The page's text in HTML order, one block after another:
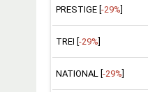
PRESTIGE [ -29%
TREI [ -29%
NATIONAL [ -29%